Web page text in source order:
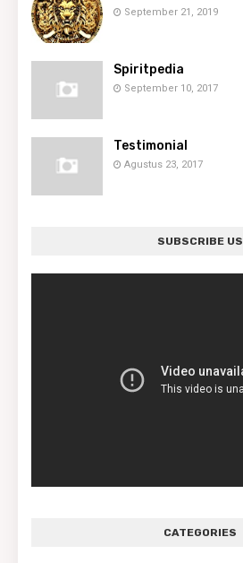
September 21, 2019
Spiritpedia
September 10, 2017
Testimonial
Agustus 23, 2017
SUBSCRIBE US
CATEGORIES